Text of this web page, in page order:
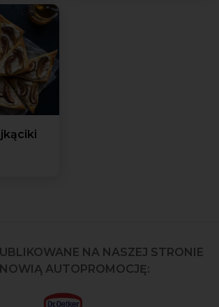
NA NASZEJ STRONIE
AUTOPROMOCJĘ: